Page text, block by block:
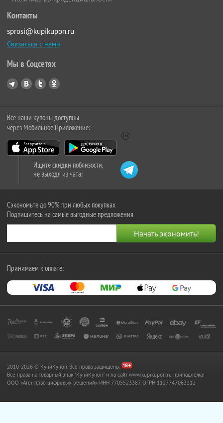
Контакты
sprosi@kupikupon.ru
Связаться с нами
Мы в Соцсетях
Все наши купоны доступны
через Мобильное Приложение:
Ищите скидки поблизости,
не выходя из чата:
Сэкономьте до 90% при любых покупках
Подпишитесь на самые выгодные предложения
Принимаем к оплате:
2010-2026 © КупиКупон. Все права защищены.
Все права на товарный знак "КупиКупон" и на сайт www.kupikupon.ru принадлежат
OOO «Агентство цифровых решений» ИНН 7705523387, ОГРН 1127747063212